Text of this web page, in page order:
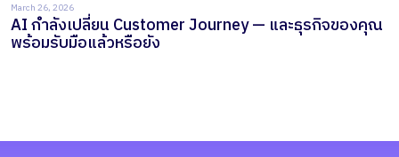
March 26, 2026
AI กำลังเปลี่ยน Customer Journey — และธุรกิจของคุณ
พร้อมรับมือแล้วหรือยัง